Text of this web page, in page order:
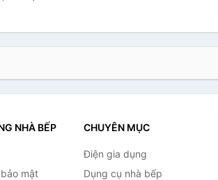
NHÀ BẾP
mật
CHUYÊN MỤC
Điện gia dụng
Dụng cụ nhà bếp